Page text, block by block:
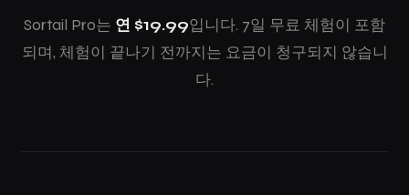
Sortail Pro는 연 $19.99입니다. 7일 무료 체험이 포함
되며, 체험이 끝나기 전까지는 요금이 청구되지 않습니
다.